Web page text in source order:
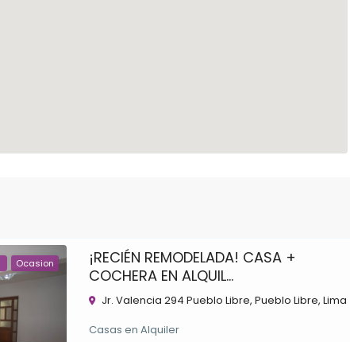
Ocasion
¡RECIÉN REMODELADA! CASA +
COCHERA EN ALQUIL...
Jr. Valencia 294 Pueblo Libre, Pueblo Libre, Lima
Casas en Alquiler